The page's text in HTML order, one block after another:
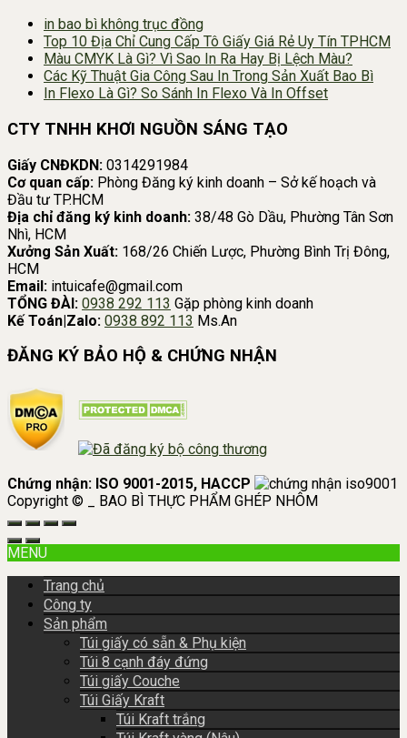
in bao bì không trục đồng
Top 10 Địa Chỉ Cung Cấp Tô Giấy Giá Rẻ Uy Tín TPHCM
Màu CMYK Là Gì? Vì Sao In Ra Hay Bị Lệch Màu?
Các Kỹ Thuật Gia Công Sau In Trong Sản Xuất Bao Bì
In Flexo Là Gì? So Sánh In Flexo Và In Offset
CTY TNHH KHƠI NGUỒN SÁNG TẠO
Giấy CNĐKDN: 0314291984
Cơ quan cấp: Phòng Đăng ký kinh doanh – Sở kế hoạch và
Đầu tư TP.HCM
Địa chỉ đăng ký kinh doanh: 38/48 Gò Dầu, Phường Tân Sơn
Nhì, HCM
Xưởng Sản Xuất: 168/26 Chiến Lược, Phường Bình Trị Đông,
HCM
Email: intuicafe@gmail.com
TỔNG ĐÀI: 0938 292 113 Gặp phòng kinh doanh
Kế Toán|Zalo: 0938 892 113 Ms.An
ĐĂNG KÝ BẢO HỘ & CHỨNG NHẬN
Chứng nhận: ISO 9001-2015, HACCP
Copyright © _ BAO BÌ THỰC PHẨM GHÉP NHÔM
MENU
Trang chủ
Công ty
Sản phẩm
Túi giấy có sẵn & Phụ kiện
Túi 8 cạnh đáy đứng
Túi giấy Couche
Túi Giấy Kraft
Túi Kraft trắng